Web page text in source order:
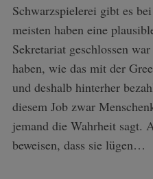
Schwarzspielerei gibt es
meisten haben eine
Sekretariat geschlossen
haben, wie das mit der
und deshalb hinterher
diesem Job zwar
jemand die Wahrheit sagt.
beweisen, dass sie lügen…